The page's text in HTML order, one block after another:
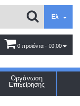
Ελ
0 προϊόντα - €0,00
Οργάνωση
Επιχείρησης